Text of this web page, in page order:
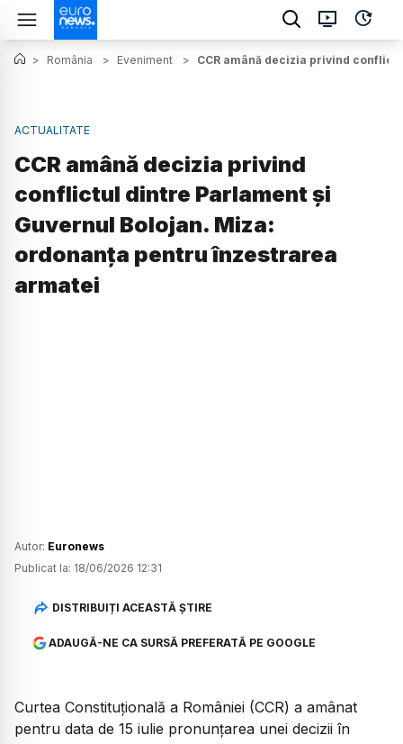
> România > Eveniment > CCR amână decizia privind
ACTUALITATE
CCR amână decizia privind
conflictul dintre Parlament și
Guvernul Bolojan. Miza:
ordonanța pentru înzestrarea
armatei
Autor: Euronews
Publicat la: 18/06/2026 12:31
DISTRIBUIȚI ACEASTĂ ȘTIRE
ADAUGĂ-NE CA SURSĂ PREFERATĂ PE GOOGLE
Curtea Constituțională a României (CCR) a amânat
pentru data de 15 iulie pronunțarea unei decizii în